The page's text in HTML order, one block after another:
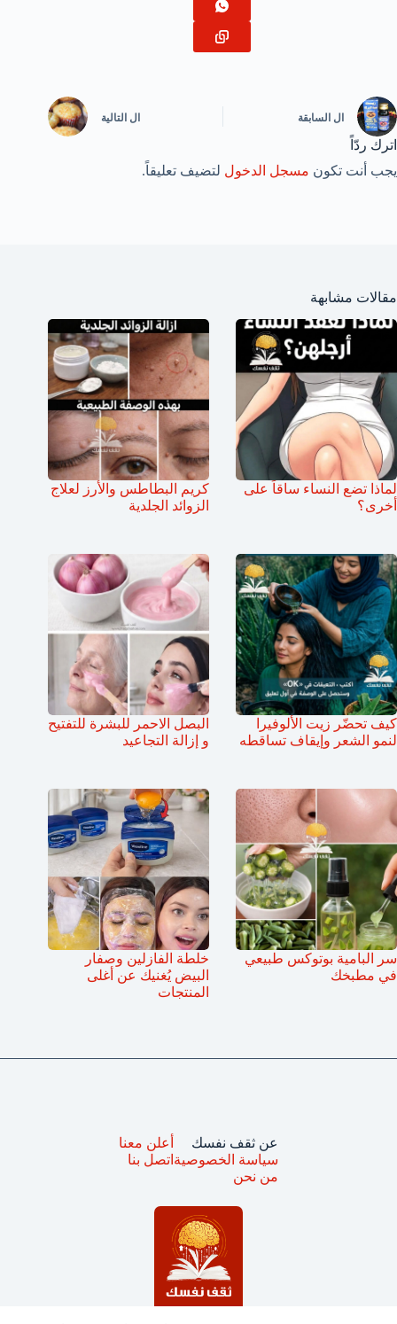
ال السابقة ال التالية
اترك ردّاً
يجب أنت تكون مسجل الدخول لتضيف تعليقاً.
مقالات مشابهة
لماذا تضع النساء ساقاً على
أخرى؟
كريم البطاطس والأرز لعلاج
الزوائد الجلدية
كيف تحضّر زيت الألوفيرا
لنمو الشعر وإيقاف تساقطه
البصل الاحمر للبشرة للتفتيح
و إزالة التجاعيد
سر البامية بوتوكس طبيعي
في مطبخك
خلطة الفازلين وصفار
البيض يُغنيك عن أغلى
المنتجات
عن ثقف نفسك
سياسة الخصوصية
من نحن
أعلن معنا
اتصل بنا